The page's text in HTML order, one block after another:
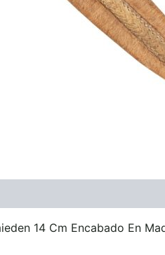
14 Cm Encabado En